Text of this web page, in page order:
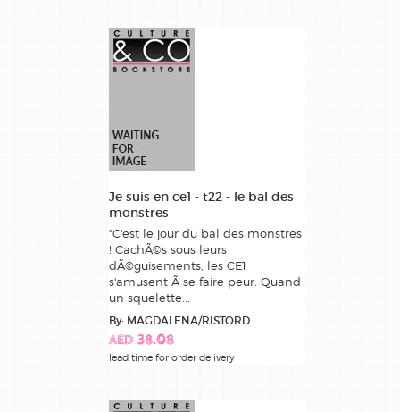
Je suis en ce1 - t22 - le bal des
monstres
"C'est le jour du bal des monstres
! CachÃ©s sous leurs
dÃ©guisements, les CE1
s'amusent Ã se faire peur. Quand
un squelette...
By: MAGDALENA/RISTORD
AED 38.08
lead time for order delivery